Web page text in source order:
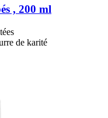
, 200 ml
de karité